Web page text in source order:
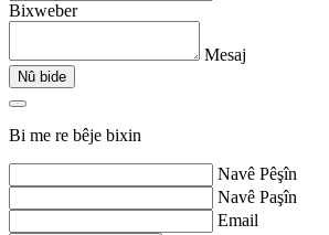
Bixweber
Mesaj
Nû bide
Bi me re bêje bixin
Navê Pêşîn
Navê Paşîn
Email